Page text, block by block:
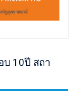
บ 10ปี สถา